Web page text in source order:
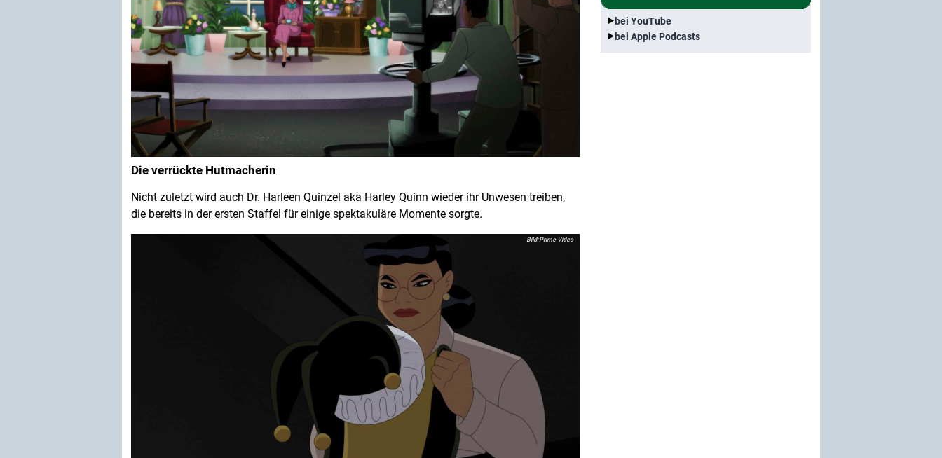
Die verrückte Hutmacherin
Nicht zuletzt wird auch Dr. Harleen Quinzel aka Harley Quinn wieder ihr Unwesen treiben,
die bereits in der ersten Staffel für einige spektakuläre Momente sorgte.
Prime Video
bei YouTube
bei Apple Podcasts